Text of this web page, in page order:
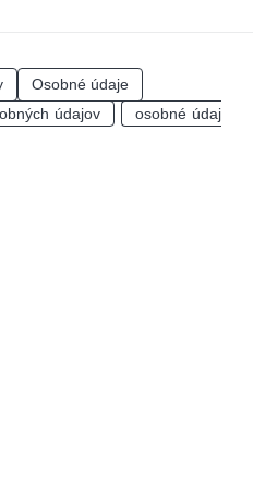
Osobné údaje
údajov
osobné údaj